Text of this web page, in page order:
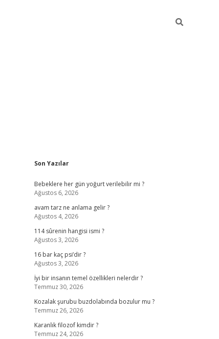
Sidebar
Son Yazılar
Bebeklere her gün yoğurt verilebilir mi ?
Ağustos 6, 2026
avam tarz ne anlama gelir ?
Ağustos 4, 2026
114 sûrenin hangisi ismi ?
Ağustos 3, 2026
16 bar kaç psi’dir ?
Ağustos 3, 2026
İyi bir insanın temel özellikleri nelerdir ?
Temmuz 30, 2026
Kozalak şurubu buzdolabında bozulur mu ?
Temmuz 26, 2026
Karanlık filozof kimdir ?
Temmuz 24, 2026